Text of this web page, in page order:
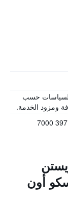
حسب
ومزود الخدمة.
أون